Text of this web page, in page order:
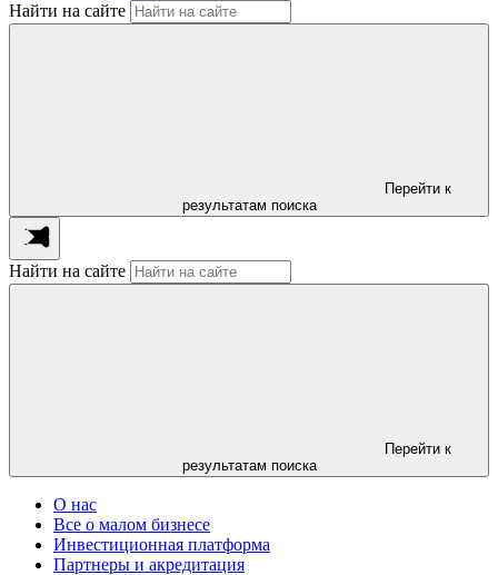
Найти на сайте
Перейти к
результатам поиска
Найти на сайте
Перейти к
результатам поиска
О нас
Все о малом бизнесе
Инвестиционная платформа
Партнеры и акредитация